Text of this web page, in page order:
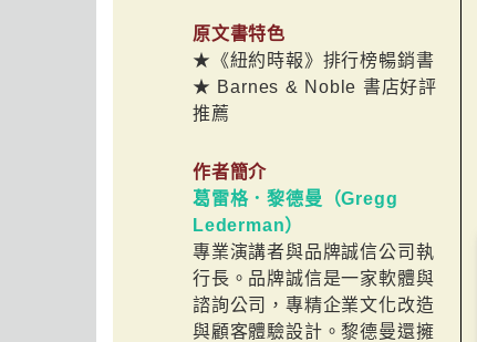
原文書特色
★《紐約時報》排行榜暢銷書
★ Barnes & Noble 書店好評
推薦
作者簡介
葛雷格．黎德曼（Gregg
Lederman）
專業演講者與品牌誠信公司執
行長。品牌誠信是一家軟體與
諮詢公司，專精企業文化改造
與顧客體驗設計。黎德曼還擁